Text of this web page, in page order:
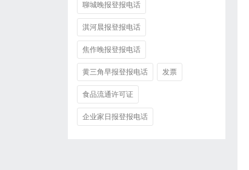
聊城晚报登报电话
淇河晨报登报电话
焦作晚报登报电话
黄三角早报登报电话 发票
食品流通许可证
企业家日报登报电话